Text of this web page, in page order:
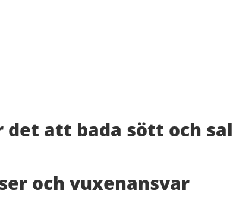
det att bada sött och
och vuxenansvar